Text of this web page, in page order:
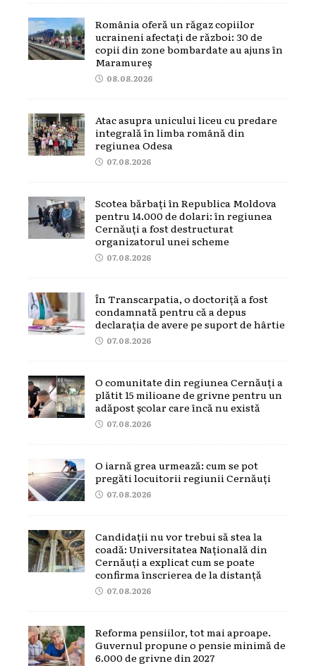
România oferă un răgaz copiilor
ucraineni afectați de război: 30 de
copii din zone bombardate au ajuns în
Maramureș
08.08.2026
Atac asupra unicului liceu cu predare
integrală în limba română din
regiunea Odesa
07.08.2026
Scotea bărbați în Republica Moldova
pentru 14.000 de dolari: în regiunea
Cernăuți a fost destructurat
organizatorul unei scheme
07.08.2026
În Transcarpatia, o doctoriță a fost
condamnată pentru că a depus
declarația de avere pe suport de hârtie
07.08.2026
O comunitate din regiunea Cernăuți a
plătit 15 milioane de grivne pentru un
adăpost școlar care încă nu există
07.08.2026
O iarnă grea urmează: cum se pot
pregăti locuitorii regiunii Cernăuți
07.08.2026
Candidații nu vor trebui să stea la
coadă: Universitatea Națională din
Cernăuți a explicat cum se poate
confirma înscrierea de la distanță
07.08.2026
Reforma pensiilor, tot mai aproape.
Guvernul propune o pensie minimă de
6.000 de grivne din 2027